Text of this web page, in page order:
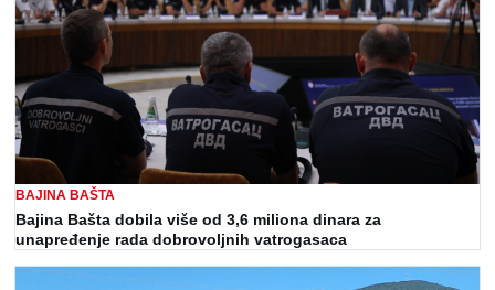
BAJINA BAŠTA
Bajina Bašta dobila više od 3,6 miliona dinara za
unapređenje rada dobrovoljnih vatrogasaca